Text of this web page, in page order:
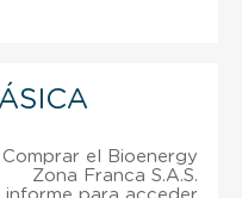
Comprar el Bioenergy
Zona Franca S.A.S.